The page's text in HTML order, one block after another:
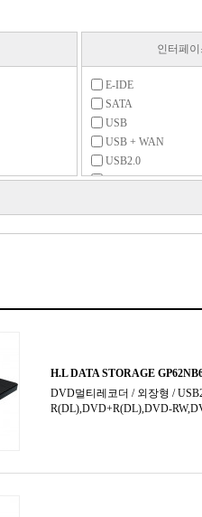
인터페
E-IDE
SATA
USB
USB + WAN
USB2.0
USB3.x 5Gbps